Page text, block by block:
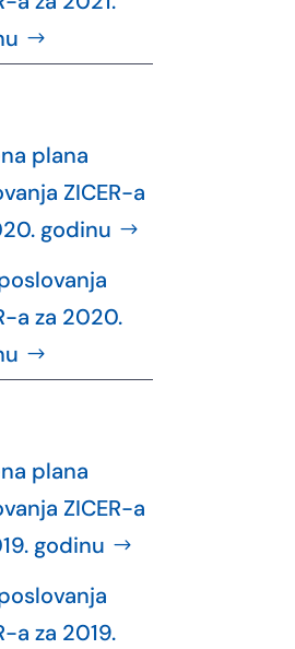
plana
ZICER-a
godinu
a za 2020.
plana
ZICER-a
godinu
a za 2019.